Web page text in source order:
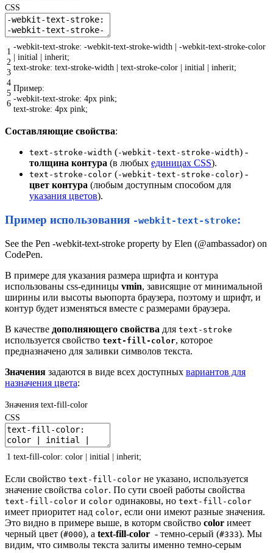
CSS
1
2
3
4
5
6
-webkit-text-stroke: -webkit-text-stroke-width
-webkit-text-stroke-color
initial inherit;
text-stroke: text-stroke-width text-stroke-color initial inherit;
Пример:
-webkit-text-stroke: 4px pink;
text-stroke: 4px pink;
Составляющие свойства:
text-stroke-width (-webkit-text-stroke-width) -
толщина контура (в любых единицах CSS).
text-stroke-color (-webkit-text-stroke-color) -
цвет контура (любым доступным способом для
указания цветов).
Пример использования -webkit-text-stroke:
See the Pen -webkit-text-stroke property by Elen (@ambassador) on
CodePen.
В примере для указания размера шрифта и контура
использованы css-единицы vmin, зависящие от минимальной
ширины или высоты вьюпорта браузера, поэтому и шрифт, и
контур будет изменяться вместе с размерами браузера.
В качестве дополняющего свойства для text-stroke
используется свойство text-fill-color, которое
предназначено для заливки символов текста.
Значения задаются в виде всех доступных вариантов для
назначения цвета:
Значения text-fill-color
CSS
1 text-fill-color: color initial inherit;
Если свойство text-fill-color не указано, используется
значение свойства color. По сути своей работы свойства
text-fill-color и color одинаковы, но text-fill-color
имеет приоритет над color, если они имеют разные значения.
Это видно в примере выше, в которм свойство color имеет
черный цвет (#000), а text-fill-color - темно-серый (#333). Мы
видим, что символы текста залиты именно темно-серым